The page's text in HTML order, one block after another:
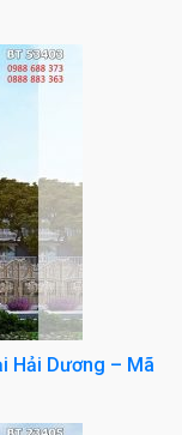
Hải Dương – Mã